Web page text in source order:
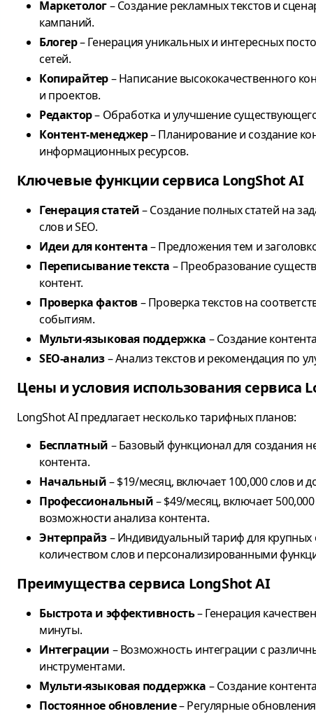
Маркетолог– Создание рекламных текстов и
кампаний.
Блогер– Генерация уникальных и интересных
сетей.
Копирайтер– Написание высококачественного
и проектов.
Редактор– Обработка и улучшение
Контент-менеджер– Планирование и создание
информационных ресурсов.
Ключевые функции сервиса LongShot AI
Генерация статей– Создание полных статей на
слов и SEO.
Идеи для контента– Предложения тем и
Переписывание текста – Преобразование
контент.
Проверка фактов– Проверка текстов на
событиям.
Мульти-языковая поддержка – Создание
SEO-анализ– Анализ текстов и рекомендация по
Цены и условия использования сервиса
LongShot AI предлагает несколько тарифных планов:
Бесплатный – Базовый функционал для создания
контента.
Начальный– $19/месяц, включает 100,000 слов и
Профессиональный– $49/месяц, включает
возможности анализа контента.
Энтерпрайз– Индивидуальный тариф для
количеством слов и персонализированными
Преимущества сервиса LongShot AI
Быстрота и эффективность– Генерация
минуты.
Интеграции – Возможность интеграции с
инструментами.
Мульти-языковая поддержка – Создание
Постоянное обновление– Регулярные